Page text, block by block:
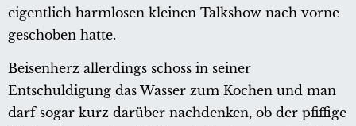
eigentlich harmlosen kleinen Talkshow nach vorne
geschoben hatte.
Beisenherz allerdings schoss in seiner
Entschuldigung das Wasser zum Kochen und man
darf sogar kurz darüber nachdenken, ob der pfiffige